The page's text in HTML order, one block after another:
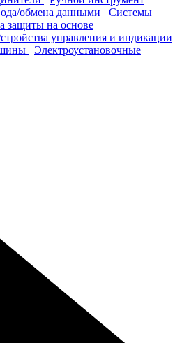
обмена данными
Системы
защиты на основе
управления и индикации
Электроустановочные